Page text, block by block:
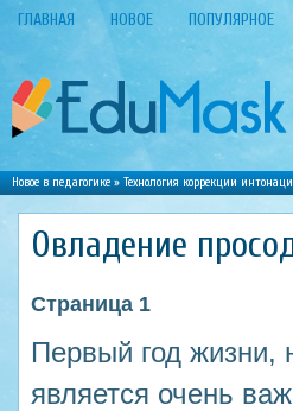
ГЛАВНАЯ НОВОЕ ПОПУЛЯРНОЕ
Новое в педагогике»Технология коррекции
Овладение
Страница 1
Первый год жизни,
является очень